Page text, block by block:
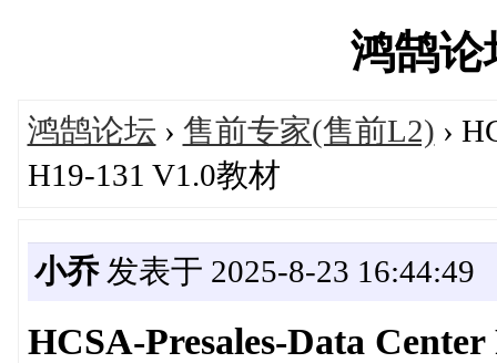
鸿鹄论
鸿鹄论坛 › 售前专家(售前L2) ›
H19-131 V1.0教材
小乔发表于 2025-8-23 16:44:49
HCSA-Presales-Data